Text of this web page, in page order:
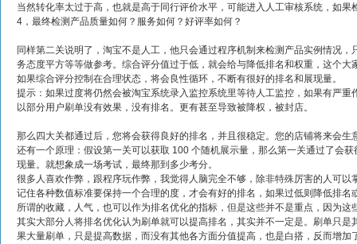
当然转化率太过于高，也就是高于同行评价水平，可能进入人工审核系统，如果
4，最终检测产品质量如何？服务如何？好评率如何？
同样第二关说明了，淘宝不是人工，他只会通过程序机制来检测产品实例情况
务态度平方等等做参考。综合评分值过于低，就会给与降低排名和权重，这个大
如果综合评分控制在合理状态，将会良性循环，不断有很好的排名和展现量。
提示：如果过度将仍然会被淘宝系统录入监控系统里等待人工监控，如果有严
以部分用户刷单没有效果，没有排名。更有甚至导致被降权，被封店。
那么四大关都通过后，您将会获得良好的排名，并且很稳定。您的店铺将来会生
还有一个原理：假设第一关可以获取 100 个随机展示量，那么第一关通过了会
现量。就想象成一场考试，最终那到多少考分。
很多人喜欢作弊，跟程序玩作弊，我觉得人脑完全不够，除非特殊厉害的人可以
记住各种数值标准要保持一个合理的度，才会有好的排名，如果过低则降低排
所谓的收藏，人气，也可以作为排名优化的指标，但是这些并不是重点，因为
其实大部分人将排名优化认为刷单就可以提高排名，其实并不一定是。刷单只
果大量刷单，只是提高数据，而没有其他各方面分值提高，也是白搭，反而增